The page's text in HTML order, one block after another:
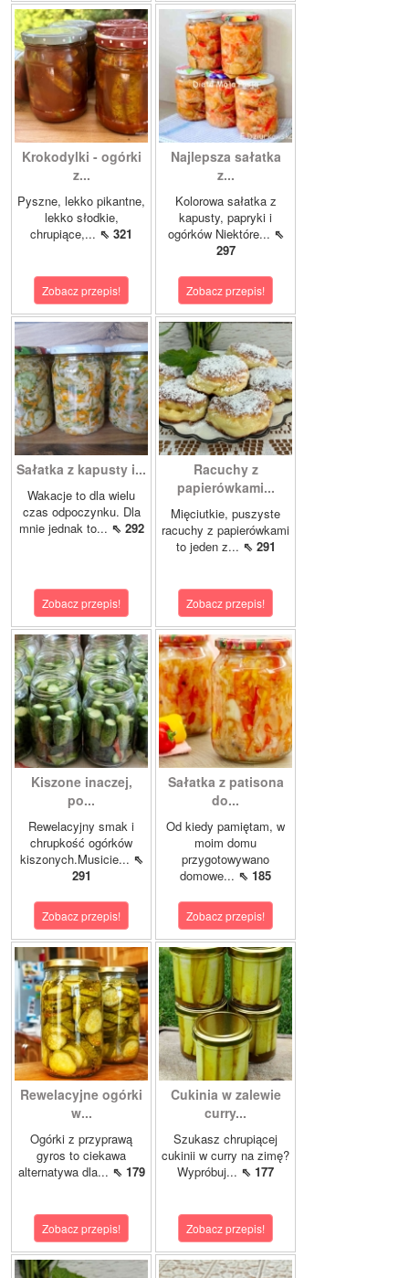
Krokodylki - ogórki
z...
Pyszne, lekko pikantne,
lekko słodkie,
chrupiące,... ⇖ 321
Zobacz przepis!
Najlepsza sałatka
z...
Kolorowa sałatka z
kapusty, papryki i
ogórków Niektóre... ⇖
297
Zobacz przepis!
Sałatka z kapusty i...
Wakacje to dla wielu
czas odpoczynku. Dla
mnie jednak to... ⇖ 292
Zobacz przepis!
Racuchy z
papierówkami...
Mięciutkie, puszyste
racuchy z papierówkami
to jeden z... ⇖ 291
Zobacz przepis!
Kiszone inaczej,
po...
Rewelacyjny smak i
chrupkość ogórków
kiszonych.Musicie... ⇖
291
Zobacz przepis!
Sałatka z patisona
do...
Od kiedy pamiętam, w
moim domu
przygotowywano
domowe... ⇖ 185
Zobacz przepis!
Rewelacyjne ogórki
w...
Ogórki z przyprawą
gyros to ciekawa
alternatywa dla... ⇖ 179
Zobacz przepis!
Cukinia w zalewie
curry...
Szukasz chrupiącej
cukinii w curry na zimę?
Wypróbuj... ⇖ 177
Zobacz przepis!